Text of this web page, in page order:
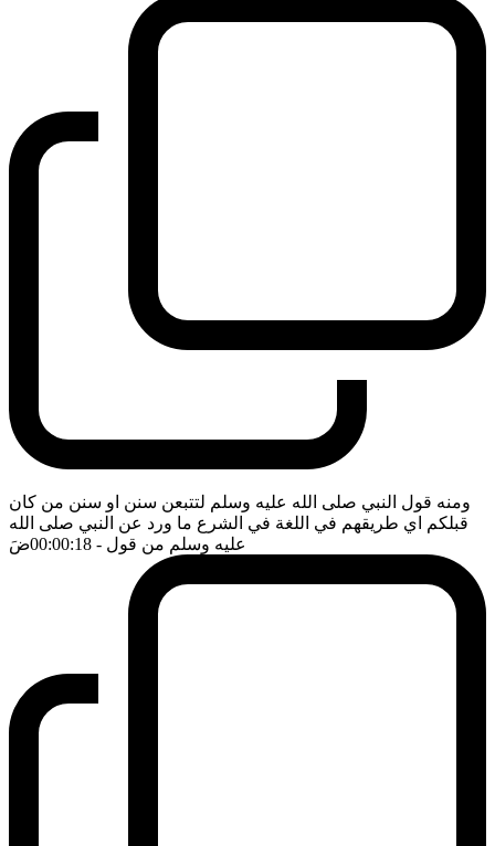
ومنه قول النبي صلى الله عليه وسلم لتتبعن سنن او سنن من كان
قبلكم اي طريقهم في اللغة في الشرع ما ورد عن النبي صلى الله
عليه وسلم من قول - 00:00:18 ضَ